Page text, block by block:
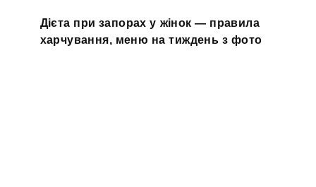
Дієта при запорах у жінок — правила
харчування, меню на тиждень з фото